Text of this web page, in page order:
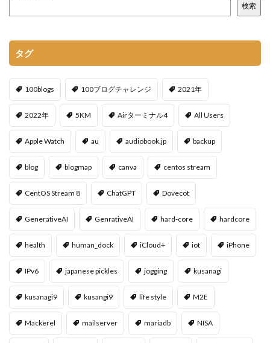
検索
タグ
100blogs 100ブログチャレンジ 2021年
2022年 5KM Airターミナル4 All Users
Apple Watch au audiobook.jp backup
blog blogmap canva centos stream
CentOS Stream 8 ChatGPT Dovecot
GenerativeAI GenrativeAI hard-core hardcore
health human_dock iCloud+ iot iPhone
IPv6 japanese pickles jogging kusanagi
kusanagi9 kusangi9 life style M2E
Mackerel mailserver mariadb NISA